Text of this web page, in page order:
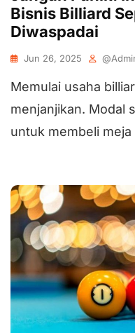
Bisnis Billiard
Diwaspadai
Jun 26, 2025
Memulai usaha
menjanjikan. Modal
untuk membeli